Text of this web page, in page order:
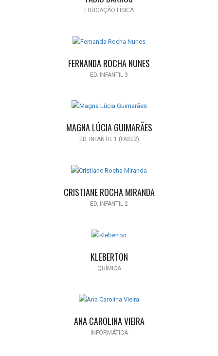
EDUCAÇÃO FÍSICA
FERNANDA ROCHA NUNES
ED. INFANTIL 3
MAGNA LÚCIA GUIMARÃES
ED. INFANTIL 1 (FASE2)
CRISTIANE ROCHA MIRANDA
ED. INFANTIL 2
KLEBERTON
QUÍMICA
ANA CAROLINA VIEIRA
INFORMÁTICA